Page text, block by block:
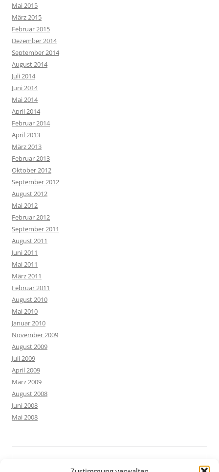
Mai 2015
März 2015
Februar 2015
Dezember 2014
September 2014
August 2014
Juli 2014
Juni 2014
Mai 2014
April 2014
Februar 2014
April 2013
März 2013
Februar 2013
Oktober 2012
September 2012
August 2012
Mai 2012
Februar 2012
September 2011
August 2011
Juni 2011
Mai 2011
März 2011
Februar 2011
August 2010
Mai 2010
Januar 2010
November 2009
August 2009
Juli 2009
April 2009
März 2009
August 2008
Juni 2008
Mai 2008